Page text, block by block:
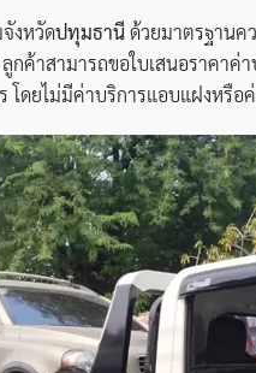
งหวัดปทุมธานีด้วยมาตรฐานค
าสามารถขอใบเสนอราคาค่
โดยไม่มีค่าบริการแอบแฝงหรือ